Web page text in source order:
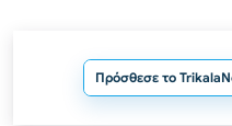
Πρόσθεσε το